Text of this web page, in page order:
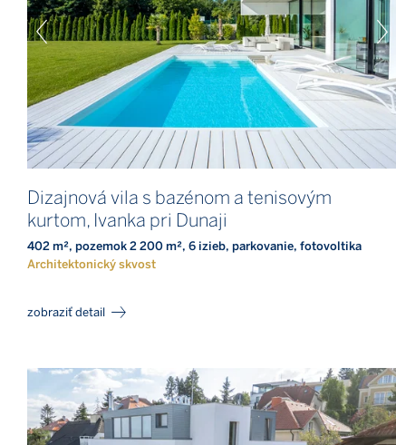
Dizajnová vila s bazénom a tenisovým
kurtom, Ivanka pri Dunaji
402 m², pozemok 2 200 m², 6 izieb, parkovanie, fotovoltika
Architektonický skvost
zobraziť detail